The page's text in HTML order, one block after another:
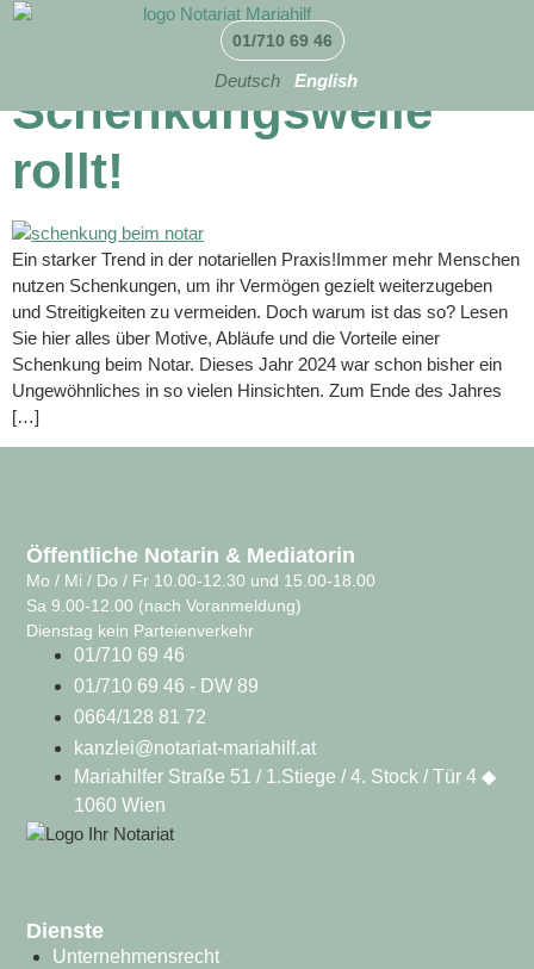
01/710 69 46
Deutsch English
Schenkungswelle
rollt!
Ein starker Trend in der notariellen Praxis!Immer mehr Menschen
nutzen Schenkungen, um ihr Vermögen gezielt weiterzugeben
und Streitigkeiten zu vermeiden. Doch warum ist das so? Lesen
Sie hier alles über Motive, Abläufe und die Vorteile einer
Schenkung beim Notar. Dieses Jahr 2024 war schon bisher ein
Ungewöhnliches in so vielen Hinsichten. Zum Ende des Jahres
[…]
Öffentliche Notarin & Mediatorin
Mo / Mi / Do / Fr 10.00-12.30 und 15.00-18.00
Sa 9.00-12.00 (nach Voranmeldung)
Dienstag kein Parteienverkehr
01/710 69 46
01/710 69 46 - DW 89
0664/128 81 72
kanzlei@notariat-mariahilf.at
Mariahilfer Straße 51 / 1.Stiege / 4. Stock / Tür 4 ◆
1060 Wien
Dienste
Unternehmensrecht